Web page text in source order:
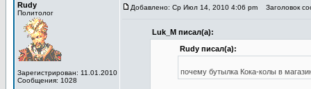
Rudy
Политолог
Зарегистрирован: 11.01.2010
Сообщения: 1028
Добавлено: Ср Июл 14, 2010 4:06 pm Заголовок
Luk_M писал(а):
Rudy писал(а):
почему бутылка Кока-колы в